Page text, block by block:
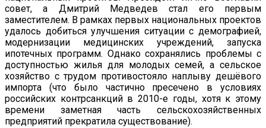
совет, а Дмитрий Медведев стал его первым
заместителем. В рамках первых национальных проектов
удалось добиться улучшения ситуации с демографией,
модернизации медицинских учреждений, запуска
ипотечных программ. Однако сохранялись проблемы с
доступностью жилья для молодых семей, а сельское
хозяйство с трудом противостояло наплыву дешёвого
импорта (что было частично пресечено в условиях
российских контрсанкций в 2010-е годы, хотя к этому
времени заметная часть сельскохозяйственных
предприятий прекратила существование).